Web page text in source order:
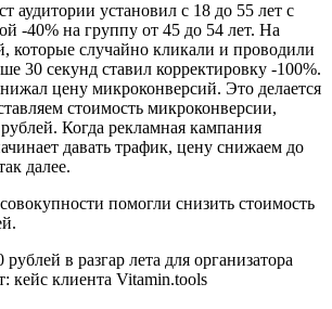
аудитории установил с 18 до 55 лет с
-40% на группу от 45 до 54 лет. На
которые случайно кликали и проводили
30 секунд ставил корректировку -100%.
цену микроконверсий. Это делается
стоимость микроконверсии,
Когда рекламная кампания
давать трафик, цену снижаем до
далее.
помогли снизить стоимость